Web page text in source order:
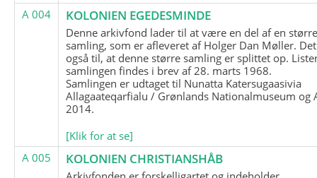
A 004
KOLONIEN EGEDESMINDE
Denne arkivfond lader til at være en del af en
samling, som er afleveret af Holger Dan Møller.
også til, at denne større samling er splittet op.
samlingen findes i brev af 28. marts 1968.
Samlingen er udtaget til Nunatta Katersugaasivia
Allagaateqarfialu / Grønlands Nationalmuseum og
2014.
[Klik for at se]
A 005
KOLONIEN CHRISTIANSHÅB